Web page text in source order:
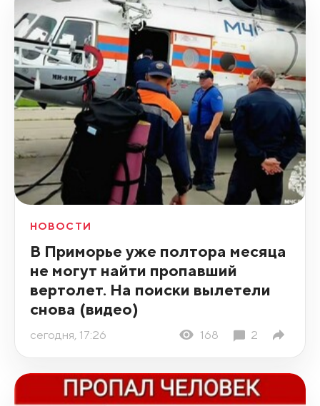
НОВОСТИ
В Приморье уже полтора месяца
не могут найти пропавший
вертолет. На поиски вылетели
снова (видео)
сегодня, 17:26 168 2